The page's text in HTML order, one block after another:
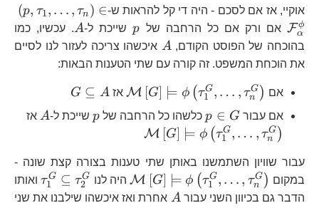
אוקיי, אז אם לסכם - היה די קל להראות ש- (p, τ1, … , τn ) ∈
Fα
ϕ אם ורק אם כל הרחבה של
p
pשייכת ל- A
A. עכשיו, כמו
בהוכחה של הפוסט הקודם,
A
A איכשהו צריכה לעזור לנו לסיים
את הוכחת המשפט. זה קורה עם שתי הטענות הבאות:
אם M [G] ⊨ ϕ (τ1
G, … , τn
G ) אז
G\subseteq
G ⊆ A
אם עבור
p\in
p ∈ G כלשהו כל הרחבה שלp
pשייכת ל- A
A אז
M [G] ⊨ ϕ (τ1
G, … , τn
G )
עבור שוויון השתמשנו באותן שתי טענות בצורה קצת שונה -
במקום
M [G] ⊨ ϕ (τ1
G, … , τn
G ) היה לנו τ1
G ⊆ τ2
G
ואותו
הדבר גם בכיוון השני עבור
A A אחרת ואז איכשהו שילבנו את שני